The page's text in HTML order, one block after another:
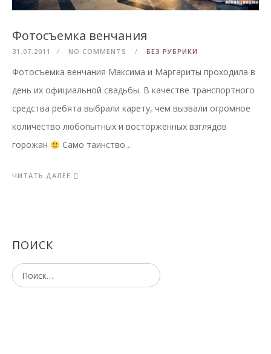
Фотосъемка венчания
31.07.2011 NO COMMENTS БЕЗ РУБРИКИ
Фотосъемка венчания Максима и Маргариты проходила в
день их официальной свадьбы. В качестве транспортного
средства ребята выбрали карету, чем вызвали огромное
количество любопытных и восторженных взглядов
горожан
Само таинство…
ЧИТАТЬ ДАЛЕЕ
ПОИСК